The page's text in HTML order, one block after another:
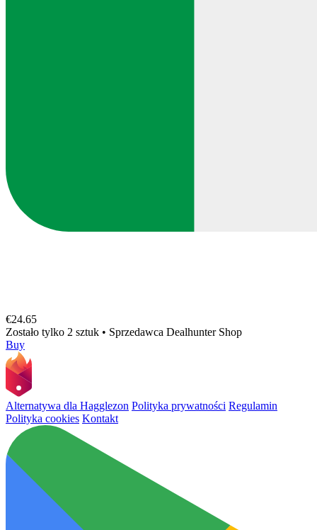
€24.65
Zostało tylko 2 sztuk • Sprzedawca Dealhunter Shop
Buy
Alternatywa dla Hagglezon Polityka prywatności Regulamin
Polityka cookies Kontakt